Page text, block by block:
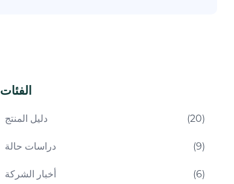
الفئات
دليل المنتج (20)
دراسات حالة (9)
أخبار الشركة (6)